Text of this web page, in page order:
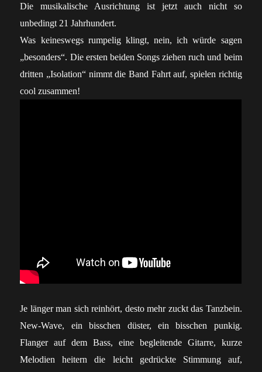
Die musikalische Ausrichtung ist jetzt auch nicht so
unbedingt 21 Jahrhundert.
Was keineswegs rumpelig klingt, nein, ich würde sagen
„besonders“. Die ersten beiden Songs ziehen ruch und beim
dritten „Isolation“ nimmt die Band Fahrt auf, spielen richtig
cool zusammen!
Je länger man sich reinhört, desto mehr zuckt das Tanzbein.
New-Wave, ein bisschen düster, ein bisschen punkig.
Flanger auf dem Bass, eine begleitende Gitarre, kurze
Melodien heitern die leicht gedrückte Stimmung auf,